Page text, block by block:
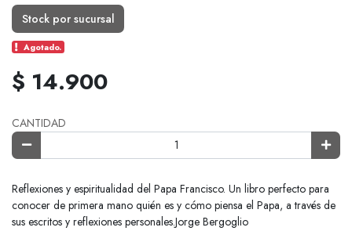
Stock por sucursal
Agotado.
$ 14.900
CANTIDAD
Reflexiones y espiritualidad del Papa Francisco. Un libro perfecto para
conocer de primera mano quién es y cómo piensa el Papa, a través de
sus escritos y reflexiones personales.Jorge Bergoglio